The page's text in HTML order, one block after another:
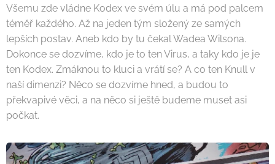
Všemu zde vládne Kodex ve svém úlu a má pod palcem
téměř každého. Až na jeden tým složený ze samých
lepších postav. Aneb kdo by tu čekal Wadea Wilsona.
Dokonce se dozvíme, kdo je to ten Virus, a taky kdo je je
ten Kodex. Zmáknou to kluci a vrátí se? A co ten Knull v
naší dimenzi? Něco se dozvíme hned, a budou to
překvapivé věci, a na něco si ještě budeme muset asi
počkat.